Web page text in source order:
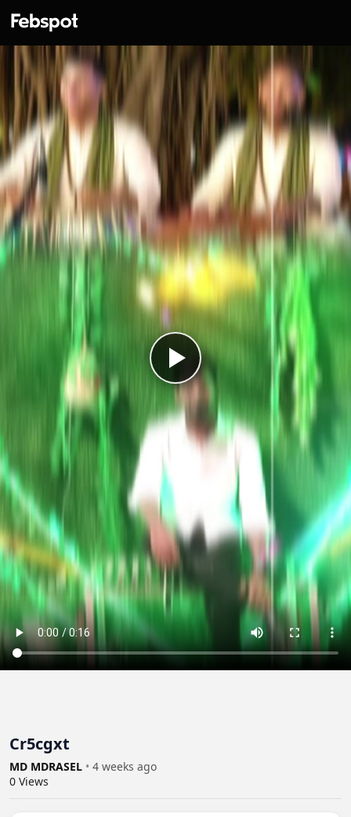
Cr5cgxt
MD MDRASEL • 4 weeks ago
0 Views